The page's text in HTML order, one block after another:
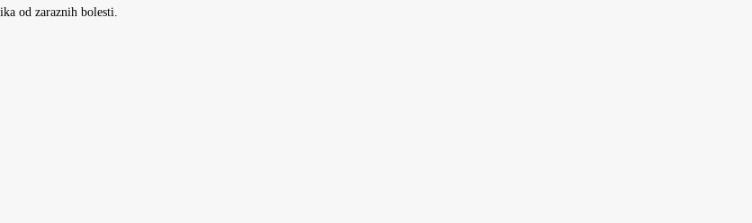
od zaraznih bolesti.